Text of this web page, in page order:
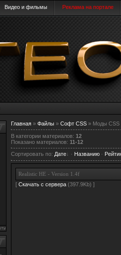
Видео и фильмы Реклама на портале
Главная » Файлы » Софт CSS » Моды CSS
В категории материалов: 12
Показано материалов: 11-12
Сортировать по: Дате · Названию ·
Realistic HE - Version 1.4f
[ Скачать с сервера (397.9Kb) ]